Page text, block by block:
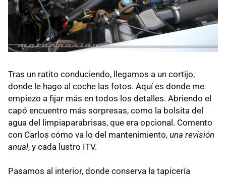
Tras un ratito conduciendo, llegamos a un cortijo,
donde le hago al coche las fotos. Aquí es donde me
empiezo a fijar más en todos los detalles. Abriendo el
capó encuentro más sorpresas, como la bolsita del
agua del limpiaparabrisas, que era opcional. Comento
con Carlos cómo va lo del mantenimiento, una revisión
anual, y cada lustro ITV.
Pasamos al interior, donde conserva la tapicería